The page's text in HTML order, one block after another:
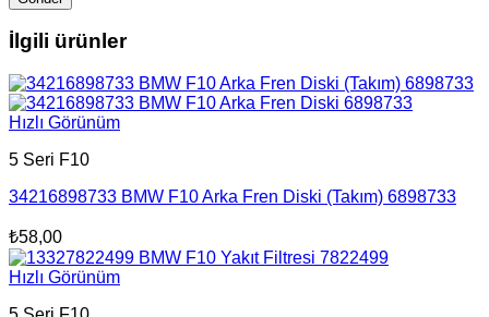
İlgili ürünler
Hızlı Görünüm
5 Seri F10
34216898733 BMW F10 Arka Fren Diski (Takım) 6898733
₺58,00
Hızlı Görünüm